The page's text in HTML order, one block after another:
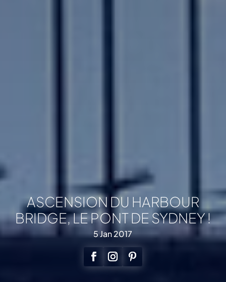
ASCENSION DU HARBOUR
BRIDGE, LE PONT DE SYDNEY !
5 Jan 2017